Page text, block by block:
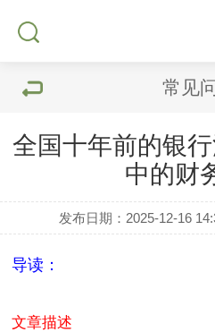
常见
全国十年前的银
中的财
发布日期：2025-12-16
导读：
文章描述